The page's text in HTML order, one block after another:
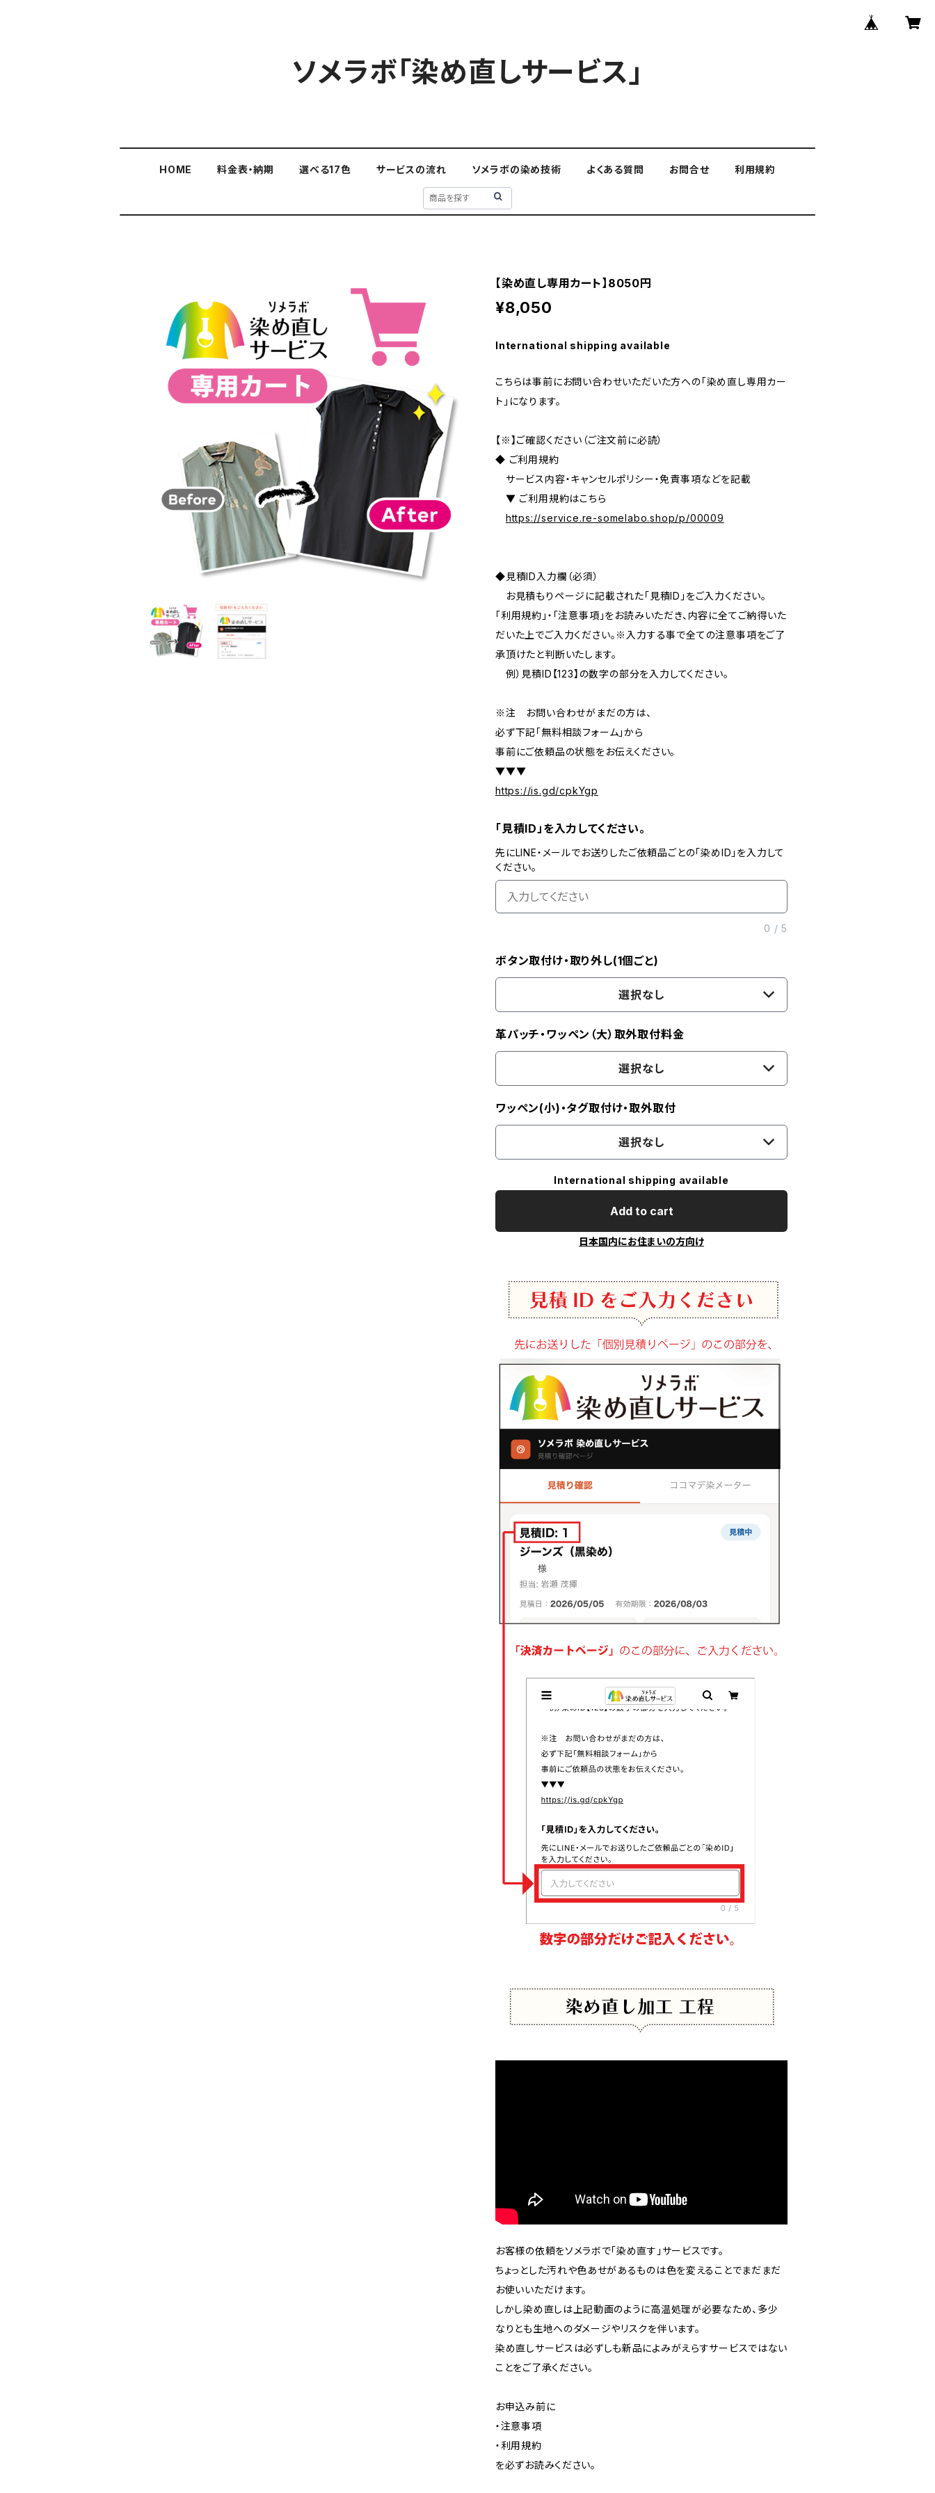
ソメラボ「染め直しサービス」
HOME 料金表・納期 選べる17色 サービスの流れ ソメラボの染め技術 よくある質問 お問合せ 利用規約
【染め直し専用カート】8050円
¥8,050
International shipping available
こちらは事前にお問い合わせいただいた方への「染め直し専用カー
ト」になります。
【※】ご確認ください（ご注文前に必読）
◆ ご利用規約
サービス内容・キャンセルポリシー・免責事項などを記載
▼ ご利用規約はこちら
https://service.re-somelabo.shop/p/00009
◆見積ID入力欄（必須）
お見積もりページに記載された「見積ID」をご入力ください。
「利用規約」・「注意事項」をお読みいただき、内容に全てご納得いた
だいた上でご入力ください。※入力する事で全ての注意事項をご了
承頂けたと判断いたします。
例）見積ID【123】の数字の部分を入力してください。
※注 お問い合わせがまだの方は、
必ず下記「無料相談フォーム」から
事前にご依頼品の状態をお伝えください。
▼▼▼
https://is.gd/cpkYgp
「見積ID」を入力してください。
先にLINE・メールでお送りしたご依頼品ごとの「染めID」を入力して
ください。
0 /5
ボタン取付け・取り外し(1個ごと)
選択なし
革パッチ・ワッペン（大）取外取付料金
選択なし
ワッペン(小)・タグ取付け・取外取付
選択なし
International shipping available
Add to cart
日本国内にお住まいの方向け
お客様の依頼をソメラボで「染め直す」サービスです。
ちょっとした汚れや色あせがあるものは色を変えることでまだまだ
お使いいただけます。
しかし染め直しは上記動画のように高温処理が必要なため、多少
なりとも生地へのダメージやリスクを伴います。
染め直しサービスは必ずしも新品によみがえらすサービスではない
ことをご了承ください。
お申込み前に
・注意事項
・利用規約
を必ずお読みください。